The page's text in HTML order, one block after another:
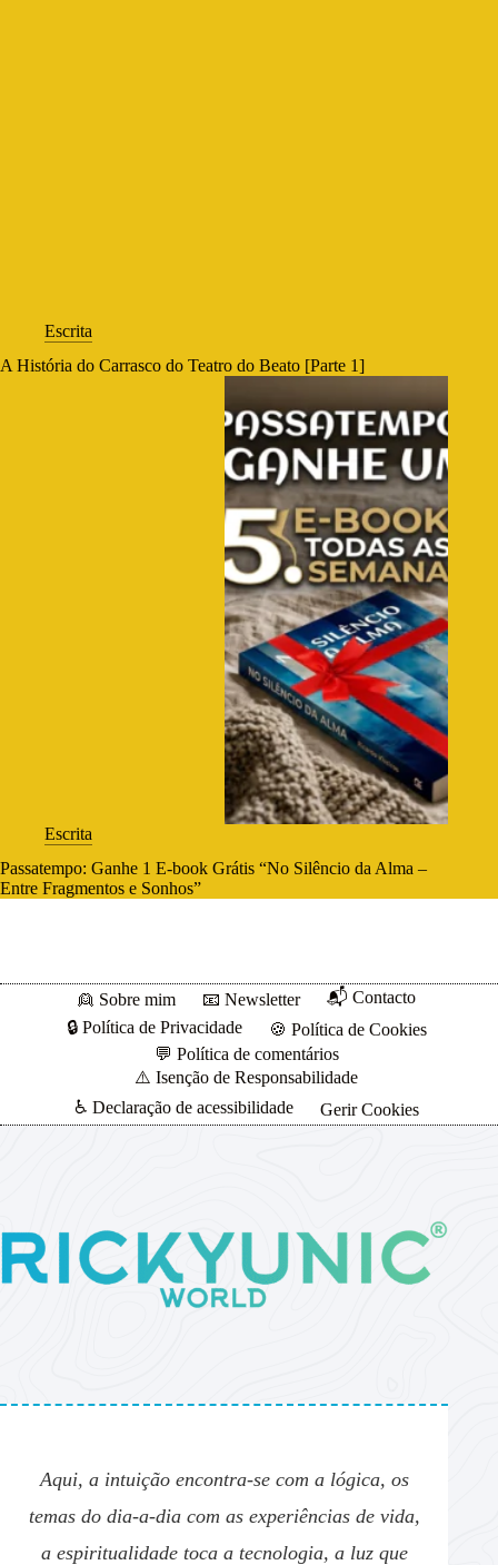
Escrita
A História do Carrasco do Teatro do Beato [Parte 1]
Escrita
Passatempo: Ganhe 1 E-book Grátis “No Silêncio da Alma –
Entre Fragmentos e Sonhos”
👱 Sobre mim 📧 Newsletter
📬 Contacto
🔒 Política de Privacidade
🍪 Política de Cookies
💬 Política de comentários
⚠️ Isenção de Responsabilidade
♿ Declaração de acessibilidade
Gerir Cookies
Aqui, a intuição encontra-se com a lógica, os
temas do dia-a-dia com as experiências de vida,
a espiritualidade toca a tecnologia, a luz que